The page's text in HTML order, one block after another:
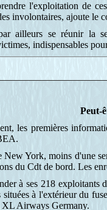
l'exploitation de
involontaires, ajoute le
ailleurs se réunir la
indispensables
Peut-
les premières
York, moins d'une
du Cdt de bord. Les
à ses 218 exploitants
situées à l'extérieur du
XL Airways Germany.